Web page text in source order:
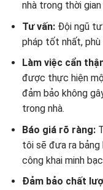
nhà trong thời
Tư vấn:Đội ngũ tư
pháp tốt nhất,
Làm việc cẩn
được thực hiện
đảm bảo không
trong nhà.
Báo giá rõ ràng:
tôi sẽ đưa ra bảng
công khai minh
Đảm bảo chất